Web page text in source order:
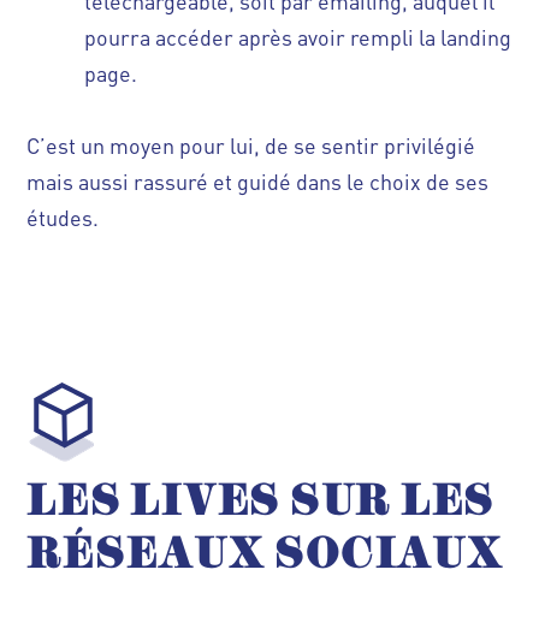
pourra accéder après avoir rempli la landing
page.
C’est un moyen pour lui, de se sentir privilégié
mais aussi rassuré et guidé dans le choix de ses
études.
LES LIVES SUR LES
RÉSEAUX SOCIAUX